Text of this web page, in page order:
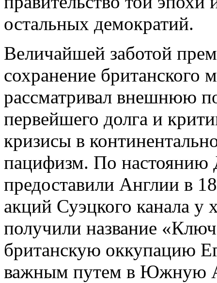
остальных демократий.
Величайшей заботой
сохранение британского
рассматривал внешнюю
первейшего долга и
кризисы в
пацифизм. По настоянию
предоставили Англии в
акций Суэцкого канала у
получили название
британскую оккупацию
важным путем в Южную